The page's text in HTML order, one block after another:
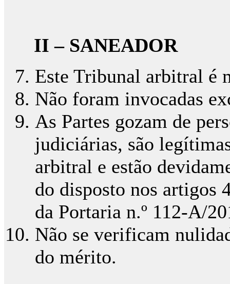
II – SANEADOR
Este Tribunal arbitral é
Não foram invocadas
As Partes gozam de
judiciárias, são
arbitral e estão
do disposto nos artigos
da Portaria n.º 112-A/
Não se verificam
do mérito.